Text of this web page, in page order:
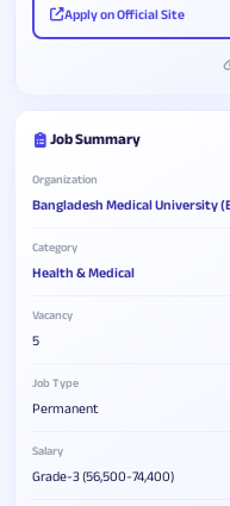
Apply on Official Site
Job Summary
Organization
Bangladesh Medical University
Category
Health & Medical
Vacancy
5
Job Type
Permanent
Salary
Grade-3 (56,500-74,400)